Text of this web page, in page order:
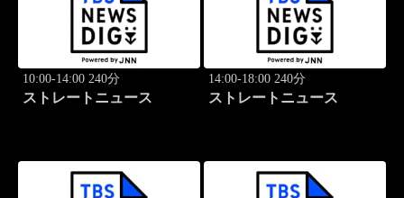
10:00-14:00 240分
ストレートニュース
14:00-18:00 240分
ストレートニュース